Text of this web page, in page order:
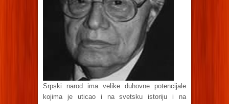
Srpski narod ima velike duhovne potencijale
kojima je uticao i na svetsku istoriju i na